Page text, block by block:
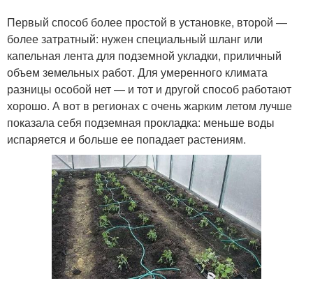
Первый способ более простой в установке, второй —
более затратный: нужен специальный шланг или
капельная лента для подземной укладки, приличный
объем земельных работ. Для умеренного климата
разницы особой нет — и тот и другой способ работают
хорошо. А вот в регионах с очень жарким летом лучше
показала себя подземная прокладка: меньше воды
испаряется и больше ее попадает растениям.